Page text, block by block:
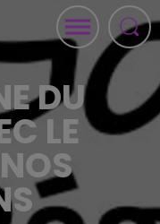
DU
LE